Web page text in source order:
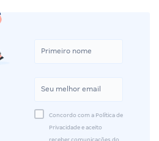
Concordo com a Política de
Privacidade e aceito
receber comunicações do